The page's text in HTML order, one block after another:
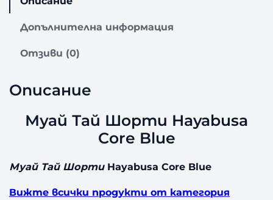
Допълнителна информация
Отзиви (0)
Описание
Муай Тай Шорти Hayabusa
Core Blue
Муай Тай ШортиHayabusa Core Blue
Вижте всички продукти от категория